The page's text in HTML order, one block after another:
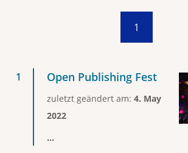
1
Open Publishing Fest
zuletzt geändert am: 4. May
2022
...